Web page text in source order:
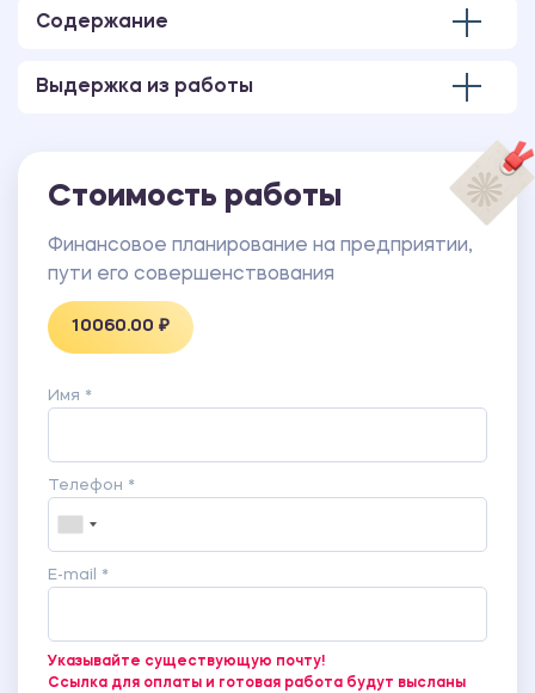
Содержание
Выдержка из работы
Стоимость работы
Финансовое планирование на предприятии,
пути его совершенствования
10060.00 ₽
Имя *
Телефон *
E-mail *
Указывайте существующую почту!
Ссылка для оплаты и готовая работа будут высланы